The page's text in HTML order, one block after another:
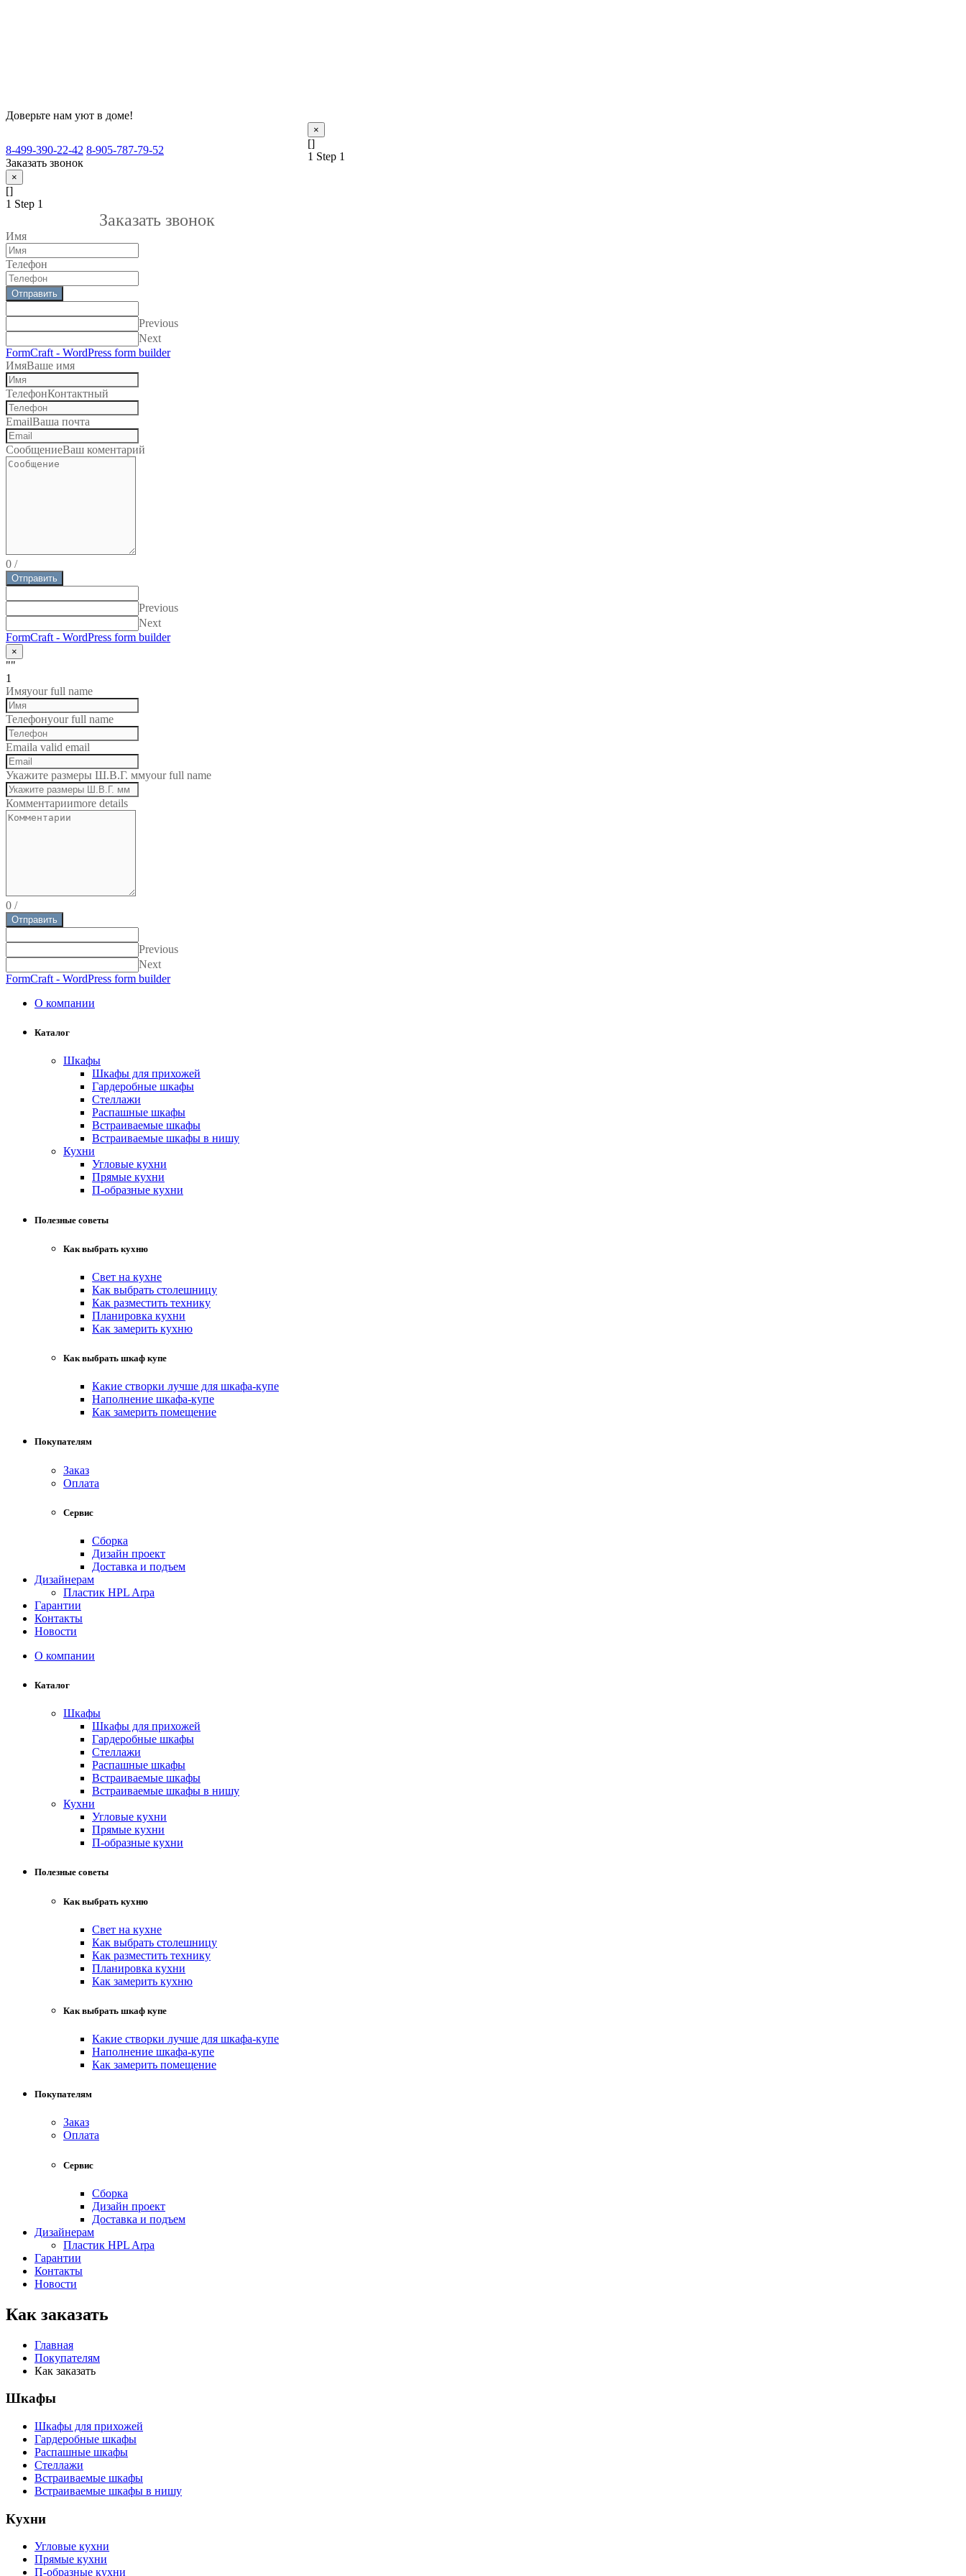
Доверьте нам уют в доме!
8-499-390-22-42 8-905-787-79-52
Заказать звонок
×
[]
1 Step 1
Заказать звонок
Имя
Телефон
Отправить
Previous
Next
FormCraft - WordPress form builder
×
[]
1 Step 1
ИмяВаше имя
ТелефонКонтактный
EmailВаша почта
СообщениеВаш коментарий
0 /
Отправить
Previous
Next
FormCraft - WordPress form builder
×
""
1
Имяyour full name
Телефонyour full name
Emaila valid email
Укажите размеры Ш.В.Г. ммyour full name
Комментарииmore details
0 /
Отправить
Previous
Next
FormCraft - WordPress form builder
О компании
Каталог
Шкафы
Шкафы для прихожей
Гардеробные шкафы
Стеллажи
Распашные шкафы
Встраиваемые шкафы
Встраиваемые шкафы в нишу
Кухни
Угловые кухни
Прямые кухни
П-образные кухни
Полезные советы
Как выбрать кухню
Свет на кухне
Как выбрать столешницу
Как разместить технику
Планировка кухни
Как замерить кухню
Как выбрать шкаф купе
Какие створки лучше для шкафа-купе
Наполнение шкафа-купе
Как замерить помещение
Покупателям
Заказ
Оплата
Сервис
Сборка
Дизайн проект
Доставка и подъем
Дизайнерам
Пластик HPL Arpa
Гарантии
Контакты
Новости
О компании
Каталог
Шкафы
Шкафы для прихожей
Гардеробные шкафы
Стеллажи
Распашные шкафы
Встраиваемые шкафы
Встраиваемые шкафы в нишу
Кухни
Угловые кухни
Прямые кухни
П-образные кухни
Полезные советы
Как выбрать кухню
Свет на кухне
Как выбрать столешницу
Как разместить технику
Планировка кухни
Как замерить кухню
Как выбрать шкаф купе
Какие створки лучше для шкафа-купе
Наполнение шкафа-купе
Как замерить помещение
Покупателям
Заказ
Оплата
Сервис
Сборка
Дизайн проект
Доставка и подъем
Дизайнерам
Пластик HPL Arpa
Гарантии
Контакты
Новости
Как заказать
Главная
Покупателям
Как заказать
Шкафы
Шкафы для прихожей
Гардеробные шкафы
Распашные шкафы
Стеллажи
Встраиваемые шкафы
Встраиваемые шкафы в нишу
Кухни
Угловые кухни
Прямые кухни
П-образные кухни